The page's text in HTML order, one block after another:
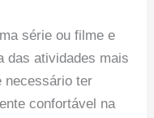
série ou filme e
das atividades mais
necessário ter
confortável na